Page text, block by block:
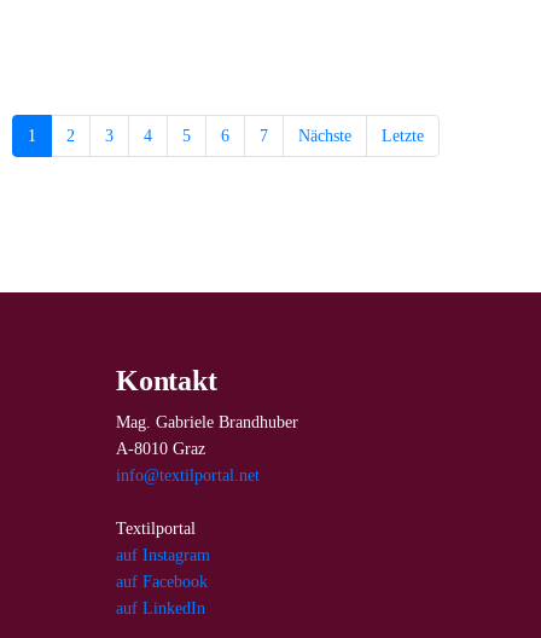
1 2 3 4 5 6 7 Nächste Letzte
Kontakt
Mag. Gabriele Brandhuber
A-8010 Graz
info@textilportal.net
Textilportal
auf Instagram
auf Facebook
auf LinkedIn